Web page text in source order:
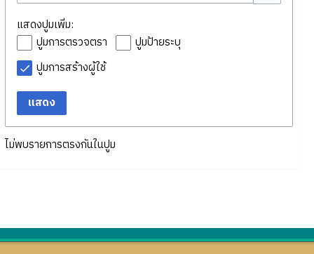
สลับตัวเลือก
แสดงปูมเพิ่ม:
ปูมการตรวจตรา
ปูมป้ายระบุ
ปูมการสร้างผู้ใช้
แสดง
ไม่พบรายการตรงกันในปูม